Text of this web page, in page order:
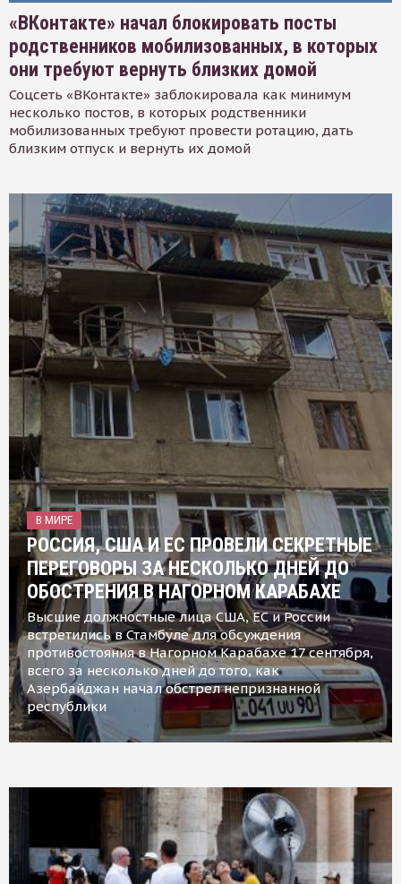
«ВКонтакте» начал блокировать посты
родственников мобилизованных, в которых
они требуют вернуть близких домой
Соцсеть «ВКонтакте» заблокировала как минимум
несколько постов, в которых родственники
мобилизованных требуют провести ротацию, дать
близким отпуск и вернуть их домой
В МИРЕ
РОССИЯ, США И ЕС ПРОВЕЛИ СЕКРЕТНЫЕ
ПЕРЕГОВОРЫ ЗА НЕСКОЛЬКО ДНЕЙ ДО
ОБОСТРЕНИЯ В НАГОРНОМ КАРАБАХЕ
Высшие должностные лица США, ЕС и России
встретились в Стамбуле для обсуждения
противостояния в Нагорном Карабахе 17 сентября,
всего за несколько дней до того, как
Азербайджан начал обстрел непризнанной
республики